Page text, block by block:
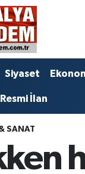
Siyaset
Resmi İlan
SANAT
Fikstür